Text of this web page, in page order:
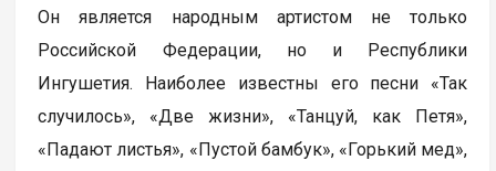
Он является народным артистом не только
Российской Федерации, но и Республики
Ингушетия. Наиболее известны его песни «Так
случилось», «Две жизни», «Танцуй, как Петя»,
«Падают листья», «Пустой бамбук», «Горький мед»,